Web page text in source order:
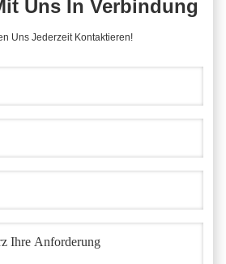
Uns In Verbindung
Uns Jederzeit Kontaktieren!